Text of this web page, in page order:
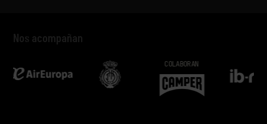
Nos acompañan
COLABORAN